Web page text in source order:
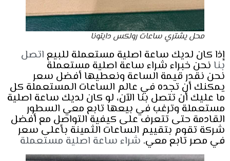
محل يشتري ساعات رولكس دايتونا
إذا كان لديك ساعة اصلية مستعملة للبيع اتصل
بنا نحن خبراء شراء ساعة اصلية مستعملة
نحن نقدر قيمة الساعة ونعطيها أفضل سعر
يمكنك أن تجده في عالم الساعات المستعملة كل
ما عليك أن تتصل بنا الآن، لو كان لديك ساعة اصلية
مستعملة وترغب في بيعها تابع معي السطور
القادمة حتى تتعرف على كيفية التواصل مع أفضل
شركة تقوم بتقييم الساعات الثمينة بأعلى سعر
في مصر تابع معي.شراء ساعة اصلية مستعملة